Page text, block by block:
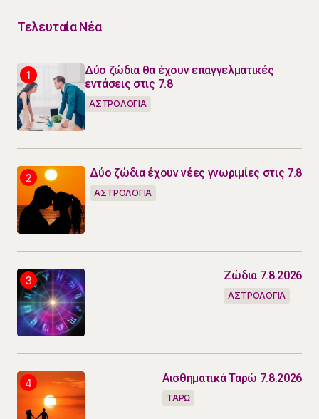
Τελευταία Νέα
Δύο ζώδια θα έχουν επαγγελματικές
εντάσεις στις 7.8
ΑΣΤΡΟΛΟΓΙΑ
Δύο ζώδια έχουν νέες γνωριμίες στις 7.8
ΑΣΤΡΟΛΟΓΙΑ
Ζώδια 7.8.2026
ΑΣΤΡΟΛΟΓΙΑ
Αισθηματικά Ταρώ 7.8.2026
ΤΑΡΩ